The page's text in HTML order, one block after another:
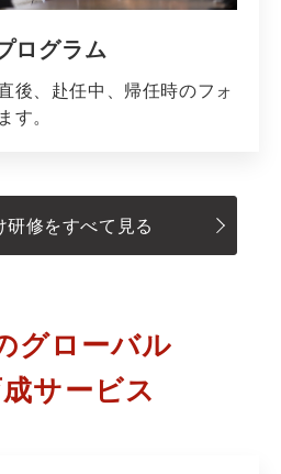
ログラム
後、赴任中、帰任時のフォ
す。
研修をすべて見る
グローバル
サービス